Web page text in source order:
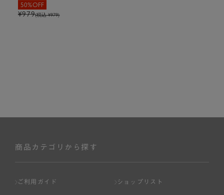
50%OFF
¥979(税込 ¥979)
商品カテゴリから探す
ご利用ガイド ショップリスト